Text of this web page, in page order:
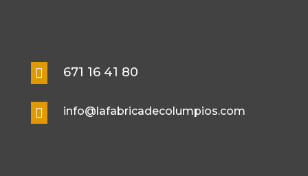
 671 16 41 80
 info@lafabricadecolumpios.com